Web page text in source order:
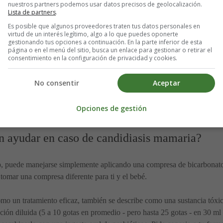
para confirmar el diagnóstico y establecer rápidamente
se aplica en el pezón y la boca del bebé después de cada toma
realizará ningún examen especial, salvo una muestra bacteriológica
que a veces uno está tentado de detener cuando los síntomas
correr el riesgo de que vuelva a ocurrir. Cabe señalar que,
con la lactancia materna.
ayudar en caso de candidiasis mamaria?
manejarse simplemente aplicando una compresa de
una compresa diferente para ti y el bebé.
un tratamiento eficaz, también se describe como una sustancia
diluida (5 a 10 gotas en promedio - pero hasta 25 gotas - en 30
nuestros partners podemos usar datos precisos de geolocalización.
Lista de partners.
Es posible que algunos proveedores traten tus datos personales en
virtud de un interés legítimo, algo a lo que puedes oponerte
gestionando tus opciones a continuación. En la parte inferior de esta
página o en el menú del sitio, busca un enlace para gestionar o retirar el
consentimiento en la configuración de privacidad y cookies.
Aceptar
No consentir
Opciones de gestión